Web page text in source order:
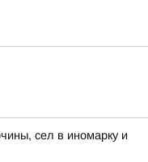
сел в иномарку и